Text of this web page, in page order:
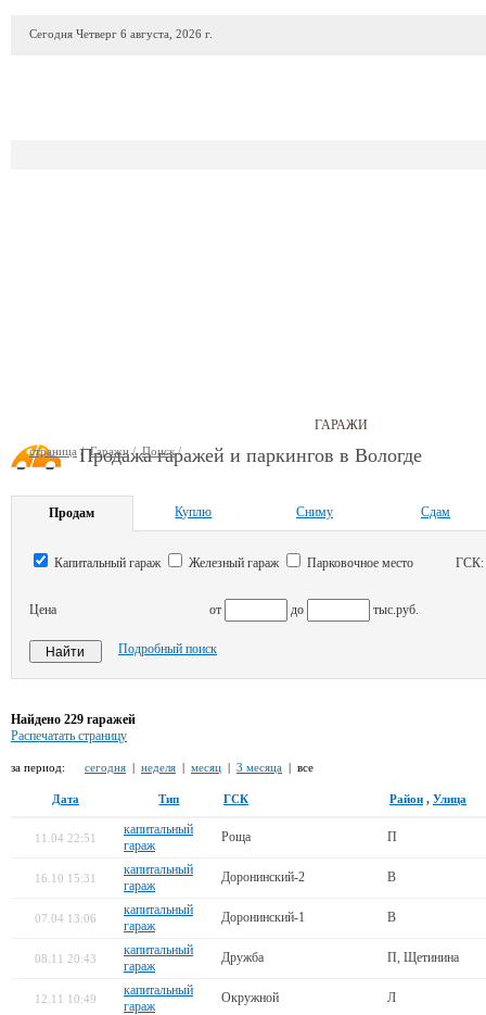
Сегодня Четверг 6 августа, 2026 г.
ГАРАЖИ
страница /Гаражи/Поиск/
Продажа гаражей и паркингов в Вологде
Продам Куплю Сниму Сдам
Капитальный гараж Железный гараж Парковочное место
Цена от до тыс.руб.
Подробный поиск
Найдено 229 гаражей
Распечатать страницу
за период: сегодня | неделя | месяц | 3 месяца | все
Дата Тип ГСК Район , Улица
11.04 22:51
капитальный
гараж
Роща П
16.10 15:31
капитальный
гараж
Доронинский-2 В
07.04 13:06
капитальный
гараж
Доронинский-1 В
08.11 20:43
капитальный
гараж
Дружба П, Щетинина
12.11 10:49
капитальный
гараж
Окружной Л